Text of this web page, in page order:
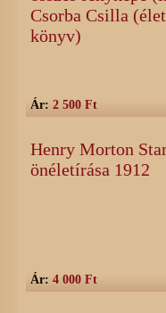
Csorba Csilla
könyv)
Ár: 2 500 Ft
Henry Morton
önéletírása 1912
Ár: 4 000 Ft